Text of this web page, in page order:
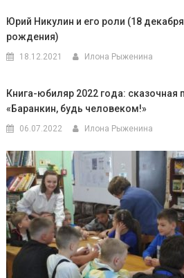
Юрий Никулин и его роли (18
рождения)
18.12.2021 Илона Рыженина
Книга-юбиляр 2022 года:
«Баранкин, будь человеком!»
06.07.2022 Илона Рыженина